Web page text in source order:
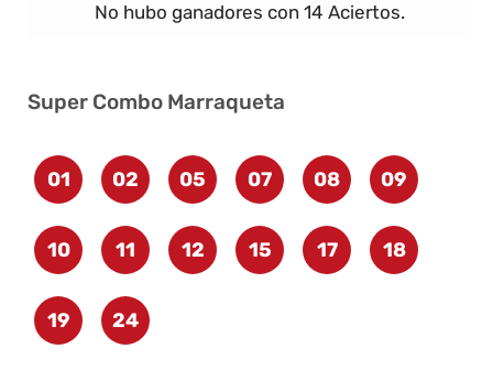
No hubo ganadores con 14 Aciertos.
Super Combo Marraqueta
01 02 05 07 08 09
10 11 12 15 17 18
19 24